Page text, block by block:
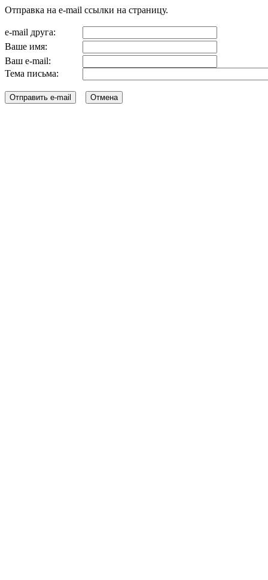
Отправка на e-mail ссылки на страницу.
e-mail друга:
Ваше имя:
Ваш e-mail:
Тема письма: